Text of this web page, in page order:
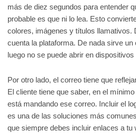
más de diez segundos para entender
probable es que ni lo lea. Esto
colores, imágenes y títulos llamativos.
cuenta la plataforma. De nada sirve
luego no se puede abrir en
Por otro lado, el correo tiene que
El cliente tiene que saber, en el
está mandando ese correo. Incluir el
es una de las soluciones más
que siempre debes incluir enlaces a tu